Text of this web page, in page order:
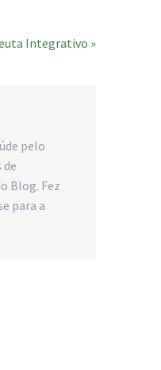
Integrativo »
pelo
Blog. Fez
para a